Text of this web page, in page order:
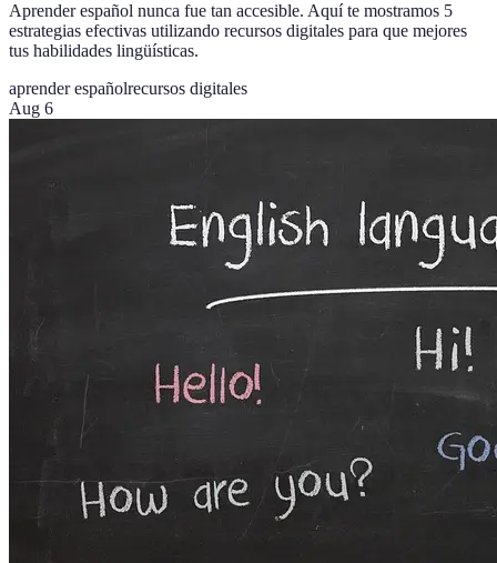
Aprender español nunca fue tan accesible. Aquí te mostramos 5
estrategias efectivas utilizando recursos digitales para que mejores
tus habilidades lingüísticas.
aprender españolrecursos digitales
Aug 6